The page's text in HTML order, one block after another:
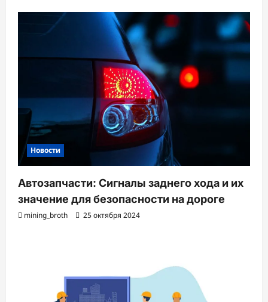
Новости
Автозапчасти: Сигналы заднего хода и их
значение для безопасности на дороге
mining_broth 25 октября 2024